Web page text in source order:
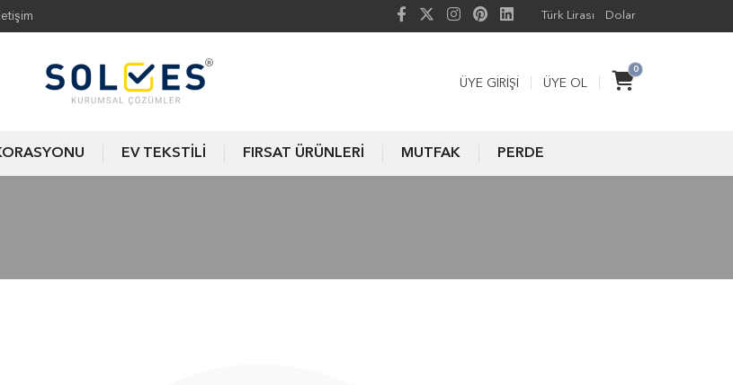
İletişim Türk Lirası Dolar
0
ÜYE GIRIŞI ÜYE OL
EV TEKSTİLİ FIRSAT ÜRÜNLERİ MUTFAK PERDE